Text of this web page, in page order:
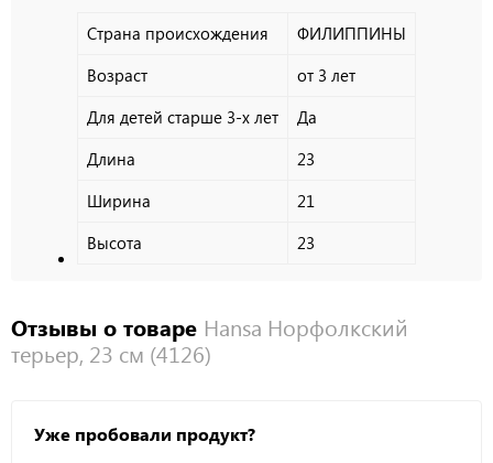
Страна происхождения
ФИЛИППИНЫ
Возраст
от 3 лет
Для детей старше 3-х лет
Да
Длина
23
Ширина
21
Высота
23
Отзывы о товаре Hansa Норфолкский
терьер, 23 см (4126)
Уже пробовали продукт?